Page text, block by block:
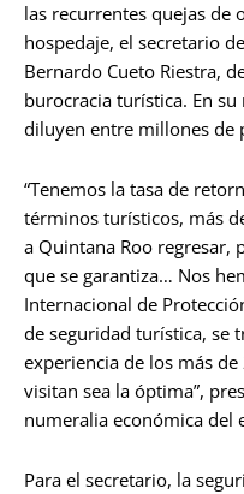
las recurrentes quejas de
hospedaje, el secretario
Bernardo Cueto Riestra,
burocracia turística. En
diluyen entre millones de
“Tenemos la tasa de
términos turísticos, más
a Quintana Roo regresar,
que se garantiza… Nos
Internacional de
de seguridad turística, se
experiencia de los más
visitan sea la óptima”,
numeralia económica del
Para el secretario, la